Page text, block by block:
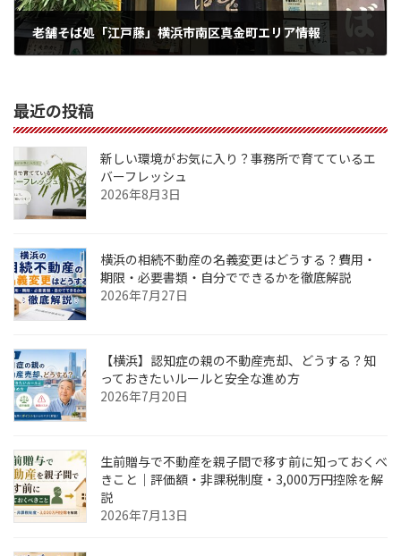
老舗そば処「江戸藤」横浜市南区真金町エリア情報
最近の投稿
新しい環境がお気に入り？事務所で育てているエ
バーフレッシュ
2026年8月3日
横浜の相続不動産の名義変更はどうする？費用・
期限・必要書類・自分でできるかを徹底解説
2026年7月27日
【横浜】認知症の親の不動産売却、どうする？知
っておきたいルールと安全な進め方
2026年7月20日
生前贈与で不動産を親子間で移す前に知っておくべ
きこと｜評価額・非課税制度・3,000万円控除を解
説
2026年7月13日